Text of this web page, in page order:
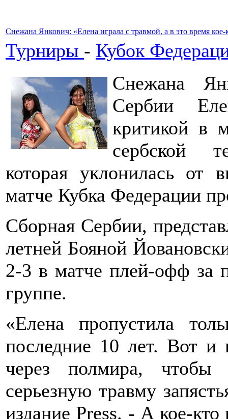
Снежана Янкович: «Елена играла с травмой, а в это время
Турниры - Кубок
Снежана
Сербии
критикой в
сербской
которая уклонилась от
матче Кубка Федерации
Сборная Сербии,
летней Бояной
2-3 в матче плей-офф за
группе.
«Елена пропустила
последние 10 лет. Вот и
через полмира, чтобы
серьезную травму
издание Press. - А кое-